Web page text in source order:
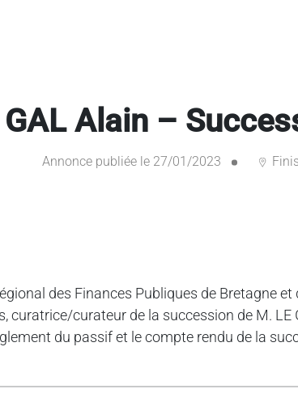
GAL Alain –
Annonce publiée le 27/01/2023
des Finances Publiques de Bretagne et
curatrice/curateur de la succession de M.
du passif et le compte rendu de la